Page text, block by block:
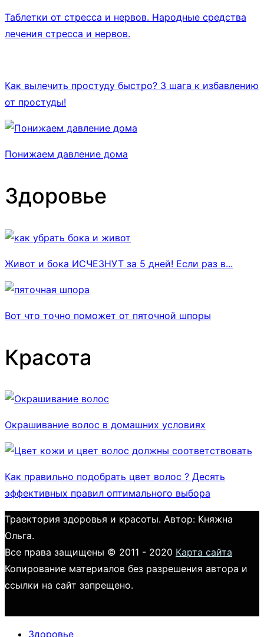
Таблетки от стресса и нервов. Народные средства
лечения стресса и нервов.
Как вылечить простуду быстро? 3 шага к избавлению
от простуды!
Понижаем давление дома
Здоровье
Живот и бока ИСЧЕЗНУТ за 5 дней! Если раз в...
Вот что точно поможет от пяточной шпоры
Красота
Окрашивание волос в домашних условиях
Как правильно подобрать цвет волос ? Десять
эффективных правил оптимального выбора
Траектория здоровья и красоты. Автор: Княжна
Ольга.
Все права защищены © 2011 - 2020 Карта сайта
Копирование материалов без разрешения автора и
ссылки на сайт запрещено.
Здоровье